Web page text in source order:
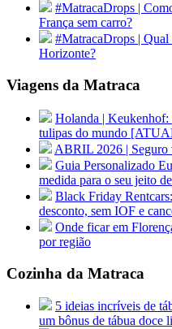
#MatracaDrops |
França sem carro?
#MatracaDrops |
Horizonte?
Viagens da Matraca
Holanda |
tulipas do mundo
ABRIL 2026 | Seguro
Guia Personalizado
medida para o seu jeito
Black Friday
desconto, sem IOF e
Onde ficar em
por região
Cozinha da Matraca
5 ideias incríveis de
um bônus de tábua doce